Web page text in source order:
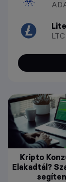
LTC
Kripto
Elakadtál?